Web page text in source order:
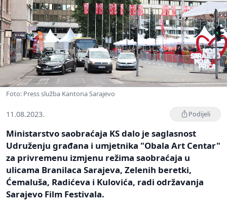
Foto: Press služba Kantona Sarajevo
11.08.2023. Podijeli
Ministarstvo saobraćaja KS dalo je saglasnost
Udruženju građana i umjetnika "Obala Art Centar"
za privremenu izmjenu režima saobraćaja u
ulicama Branilaca Sarajeva, Zelenih beretki,
Ćemaluša, Radićeva i Kulovića, radi održavanja
Sarajevo Film Festivala.